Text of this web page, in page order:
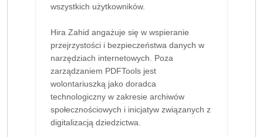
wszystkich użytkowników.
Hira Zahid angażuje się w wspieranie
przejrzystości i bezpieczeństwa danych w
narzędziach internetowych. Poza
zarządzaniem PDFTools jest
wolontariuszką jako doradca
technologiczny w zakresie archiwów
społecznościowych i inicjatyw związanych z